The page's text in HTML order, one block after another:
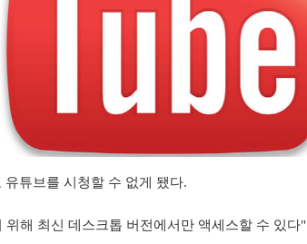
유튜브를 시청할 수 없게 됐다.
해 최신 데스크톱 버전에서만 액세스할 수 있다"